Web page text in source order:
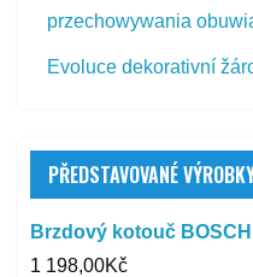
przechowywania
Evoluce dekorativní
PŘEDSTAVOVANÉ
Brzdový kotouč
1 198,00Kč